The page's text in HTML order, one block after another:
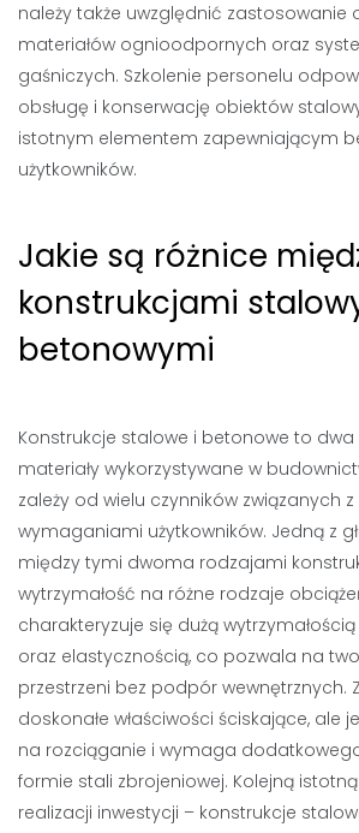
należy także uwzględnić zastosowanie
materiałów ognioodpornych oraz
gaśniczych. Szkolenie personelu
obsługę i konserwację obiektów
istotnym elementem zapewniającym
użytkowników.
Jakie są różnice
konstrukcjami
betonowymi
Konstrukcje stalowe i betonowe to
materiały wykorzystywane w
zależy od wielu czynników związanych
wymaganiami użytkowników. Jedną z
między tymi dwoma rodzajami
wytrzymałość na różne rodzaje
charakteryzuje się dużą
oraz elastycznością, co pozwala na
przestrzeni bez podpór wewnętrznych.
doskonałe właściwości ściskające, ale
na rozciąganie i wymaga
formie stali zbrojeniowej. Kolejną
realizacji inwestycji – konstrukcje